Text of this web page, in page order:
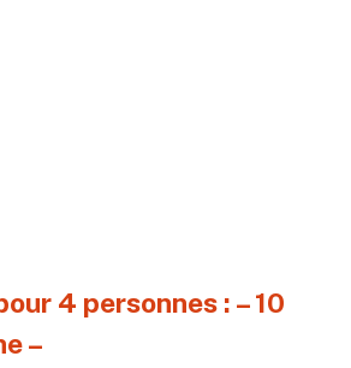
4 personnes : – 10
–